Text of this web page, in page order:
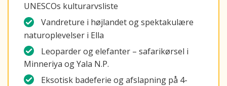
UNESCOs kulturarvsliste
Vandreture i højlandet og spektakulære
naturoplevelser i Ella
Leoparder og elefanter – safarikørsel i
Minneriya og Yala N.P.
Eksotisk badeferie og afslapning på 4-